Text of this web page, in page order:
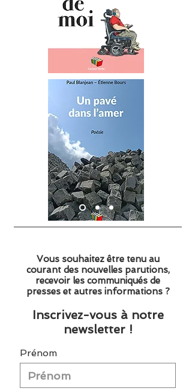
Vous souhaitez être tenu au
courant des nouvelles parutions,
recevoir les communiqués de
presses et autres informations ?
Inscrivez-vous à notre
newsletter !
Prénom